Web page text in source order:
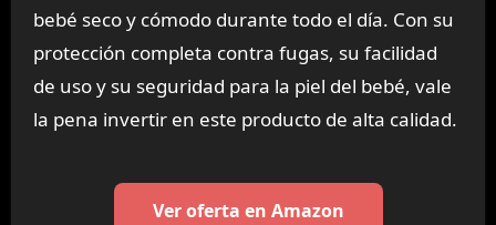
bebé seco y cómodo durante todo el día. Con su
protección completa contra fugas, su facilidad
de uso y su seguridad para la piel del bebé, vale
la pena invertir en este producto de alta calidad.
Ver oferta en Amazon